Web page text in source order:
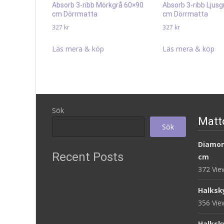
Absorb 3-ribb Mörkgrå 60×90
cm Dörrmatta
327 kr
Läs mera & köp
Absorb 3-ribb
cm Dörrmatta
327 kr
Läs mera & köp
Sök
Sök
Recent Posts
cm
372
356